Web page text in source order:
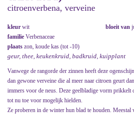
citroenverbena, verveine
kleur wit bloeit van
familie Verbenaceae
plaats zon, koude kas (tot -10)
geur, thee, keukenkruid, badkruid, kuipplant
Vanwege de rangorde der zinnen heeft deze
dan gewone verveine die al meer naar citroen geurt
immers voor de neus. Deze geelbladige vorm prikkelt
tot nu toe voor mogelijk hielden.
Ze proberen in de winter hun blad te houden. Meestal